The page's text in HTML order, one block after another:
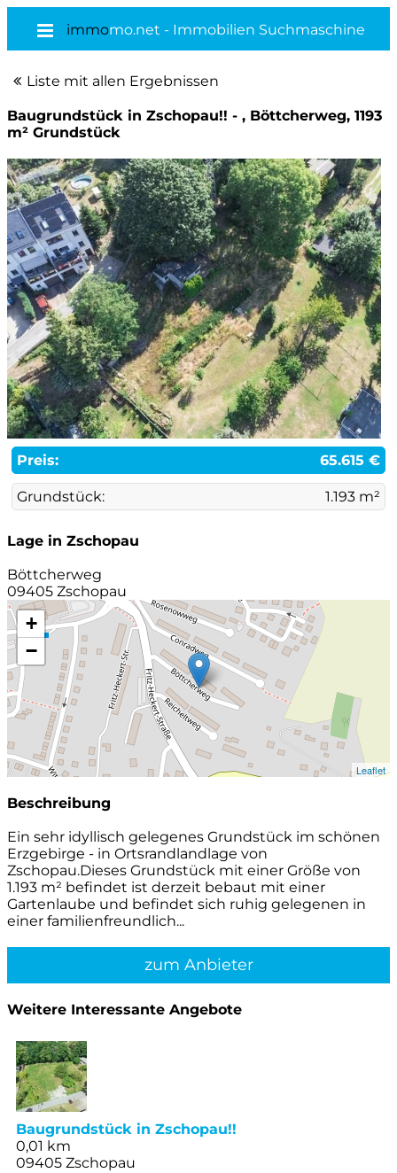
immomo.net - Immobilien Suchmaschine
Liste mit allen Ergebnissen
Baugrundstück in Zschopau!! - , Böttcherweg, 1193
m² Grundstück
Preis: 65.615 €
Grundstück: 1.193 m²
Lage in Zschopau
Böttcherweg
09405 Zschopau
+
−
Leaflet
Beschreibung
Ein sehr idyllisch gelegenes Grundstück im schönen
Erzgebirge - in Ortsrandlandlage von
Zschopau.Dieses Grundstück mit einer Größe von
1.193 m² befindet ist derzeit bebaut mit einer
Gartenlaube und befindet sich ruhig gelegenen in
einer familienfreundlich...
zum Anbieter
Weitere Interessante Angebote
Baugrundstück in Zschopau!!
0,01 km
09405 Zschopau